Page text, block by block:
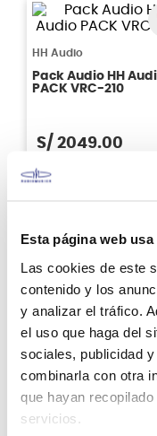
Esta página web
Las cookies de este
contenido y los
y analizar el tráfico.
el uso que haga del
sociales, publicidad
combinarla con otra
que hayan
servicios.
HH Audio
Pack Audio HH
PACK VRC-210
S/ 2049.00
Agregar
HH Audio
Caja Activa HH